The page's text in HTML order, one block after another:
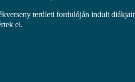
területi fordulóján indult
el.